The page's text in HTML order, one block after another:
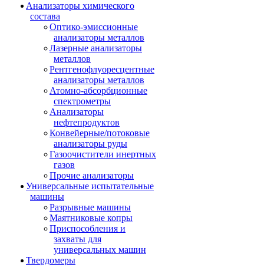
Анализаторы химического
состава
Оптико-эмиссионные
анализаторы металлов
Лазерные анализаторы
металлов
Рентгенофлуоресцентные
анализаторы металлов
Атомно-абсорбционные
спектрометры
Анализаторы
нефтепродуктов
Конвейерные/потоковые
анализаторы руды
Газоочистители инертных
газов
Прочие анализаторы
Универсальные испытательные
машины
Разрывные машины
Маятниковые копры
Приспособления и
захваты для
универсальных машин
Твердомеры